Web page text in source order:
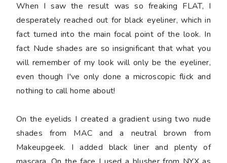
When I saw the result was so freaking FLAT, I
desperately reached out for black eyeliner, which in
fact turned into the main focal point of the look. In
fact Nude shades are so insignificant that what you
will remember of my look will only be the eyeliner,
even though I've only done a microscopic flick and
nothing to call home about!
On the eyelids I created a gradient using two nude
shades from MAC and a neutral brown from
Makeupgeek. I added black liner and plenty of